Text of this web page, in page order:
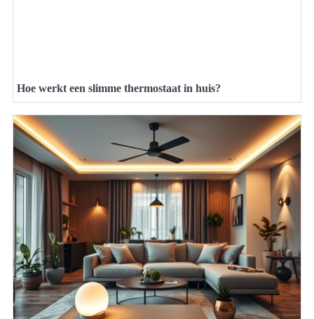
Hoe werkt een slimme thermostaat in huis?